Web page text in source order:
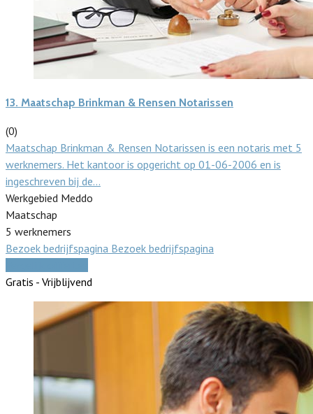
13. Maatschap Brinkman & Rensen Notarissen
(0)
Maatschap Brinkman & Rensen Notarissen is een notaris met 5
werknemers. Het kantoor is opgericht op 01-06-2006 en is
ingeschreven bij de…
Werkgebied Meddo
Maatschap
5 werknemers
Bezoek bedrijfspagina Bezoek bedrijfspagina
Gratis - Vrijblijvend